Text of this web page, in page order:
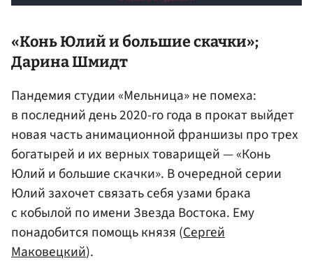
«Конь Юлий и большие скачки»;
Дарина Шмидт
Пандемия студии «Мельница» не помеха:
в последний день 2020-го года в прокат выйдет
новая часть анимационной франшизы про трех
богатырей и их верных товарищей — «Конь
Юлий и большие скачки». В очередной серии
Юлий захочет связать себя узами брака
с кобылой по имени Звезда Востока. Ему
понадобится помощь князя (Сергей
Маковецкий).